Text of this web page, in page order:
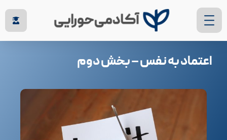
اعتماد به نفس – بخش دوم